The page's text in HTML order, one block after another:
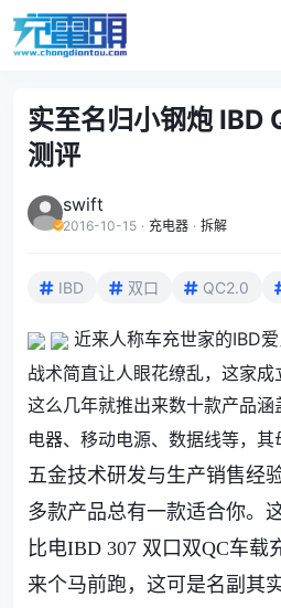
实至名归小钢炮 IBD
测评
swift
2016-10-15 · 充电器 · 拆解
IBD 双口 QC2.0
近来人称车充世家的IBD
战术简直让人眼花缭乱，这家
这么几年就推出来数十款产品
电器、 移动电源、数据线等，其
五金技术研发与生产销售经
多款产品总有一款适合你。
比电IBD 307 双口双QC车载
来个马前跑，这可是名副其